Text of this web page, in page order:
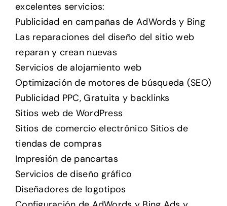
excelentes servicios:
Publicidad en campañas de AdWords y Bing
Las reparaciones del diseño del sitio web
reparan y crean nuevas
Servicios de alojamiento web
Optimización de motores de búsqueda (SEO)
Publicidad PPC, Gratuita y backlinks
Sitios web de WordPress
Sitios de comercio electrónico Sitios de
tiendas de compras
Impresión de pancartas
Servicios de diseño gráfico
Diseñadores de logotipos